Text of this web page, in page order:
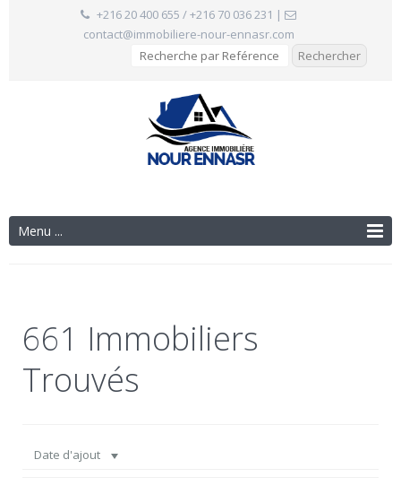
+216 20 400 655 / +216 70 036 231 |
contact@immobiliere-nour-ennasr.com
Menu ...
661 Immobiliers
Trouvés
Date d'ajout